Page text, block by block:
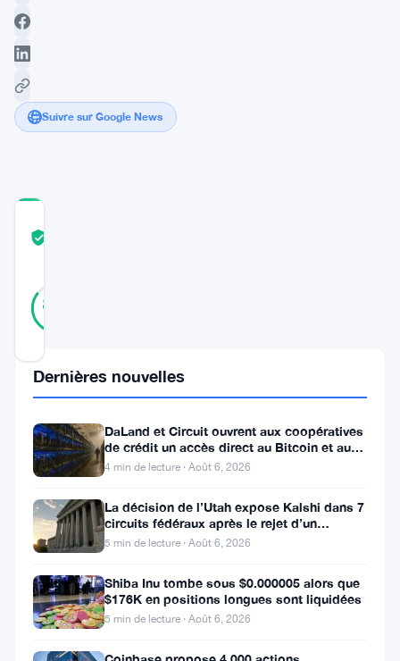
Suivre sur Google News
85
Solana
est
nouveau
sous
projecteurs.
Après
avoir
Dernières nouvelles
DaLand et Circuit ouvrent aux coopératives
de crédit un accès direct au Bitcoin et aux
actifs numériques
4 min de lecture · Août 6, 2026
La décision de l’Utah expose Kalshi dans 7
circuits fédéraux après le rejet d’un
bouclier fédéral
5 min de lecture · Août 6, 2026
Shiba Inu tombe sous $0.000005 alors que
$176K en positions longues sont liquidées
5 min de lecture · Août 6, 2026